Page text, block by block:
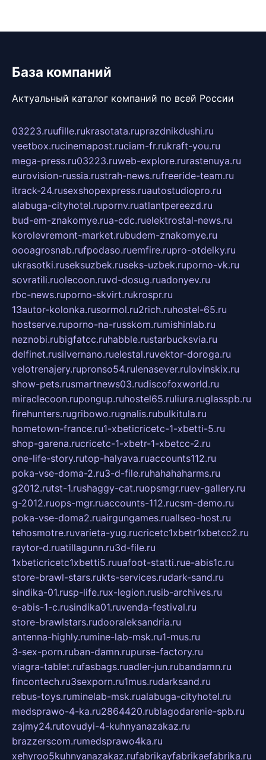
База компаний
Актуальный каталог компаний по всей России
03223.ruufille.rukrasotata.ruprazdnikdushi.ru
veetbox.rucinemapost.ruciam-fr.rukraft-you.ru
mega-press.ru03223.ruweb-explore.rurastenuya.ru
eurovision-russia.rustrah-news.rufreeride-team.ru
itrack-24.rusexshopexpress.ruautostudiopro.ru
alabuga-cityhotel.rupornv.ruatlantpereezd.ru
bud-em-znakomye.rua-cdc.ruelektrostal-news.ru
korolevremont-market.rubudem-znakomye.ru
oooagrosnab.rufpodaso.ruemfire.rupro-otdelky.ru
ukrasotki.ruseksuzbek.ruseks-uzbek.ruporno-vk.ru
sovratili.ruolecoon.ruvd-dosug.ruadonyev.ru
rbc-news.ruporno-skvirt.rukrospr.ru
13autor-kolonka.rusormol.ru2rich.ruhostel-65.ru
hostserve.ruporno-na-russkom.rumishinlab.ru
neznobi.rubigfatcc.ruhabble.rustarbucksvia.ru
delfinet.rusilvernano.ruelestal.ruvektor-doroga.ru
velotrenajery.rupronso54.rulenasever.rulovinskix.ru
show-pets.rusmartnews03.rudiscofoxworld.ru
miraclecoon.rupongup.ruhostel65.ruliura.ruglasspb.ru
firehunters.rugribowo.rugnalis.rubulkitula.ru
hometown-france.ru1-xbeticricetc-1-xbetti-5.ru
shop-garena.rucricetc-1-xbetr-1-xbetcc-2.ru
one-life-story.rutop-halyava.ruaccounts112.ru
poka-vse-doma-2.ru3-d-file.ruhahahaharms.ru
g2012.rutst-1.rushaggy-cat.ruopsmgr.ruev-gallery.ru
g-2012.ruops-mgr.ruaccounts-112.rucsm-demo.ru
poka-vse-doma2.ruairgungames.ruallseo-host.ru
tehosmotre.ruvarieta-yug.rucricetc1xbetr1xbetcc2.ru
raytor-d.ruatillagunn.ru3d-file.ru
1xbeticricetc1xbetti5.ruuafoot-statti.rue-abis1c.ru
store-brawl-stars.rukts-services.rudark-sand.ru
sindika-01.rusp-life.rux-legion.rusib-archives.ru
e-abis-1-c.rusindika01.ruvenda-festival.ru
store-brawlstars.rudooraleksandria.ru
antenna-highly.rumine-lab-msk.ru1-mus.ru
3-sex-porn.ruban-damn.rupurse-factory.ru
viagra-tablet.rufasbags.ruadler-jun.rubandamn.ru
fincontech.ru3sexporn.ru1mus.rudarksand.ru
rebus-toys.ruminelab-msk.rualabuga-cityhotel.ru
medsprawo-4-ka.ru2864420.rublagodarenie-spb.ru
zajmy24.rutovudyi-4-kuhnyanazakaz.ru
brazzerscom.rumedsprawo4ka.ru
xehyroo5kuhnyanazakaz.rufabrikayfabrikaefabrika.ru